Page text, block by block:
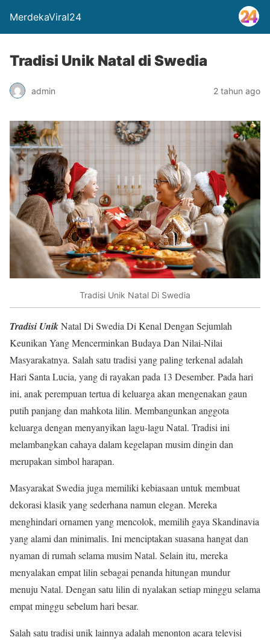
MerdekaViral24
Tradisi Unik Natal di Swedia
admin 2 tahun ago
Tradisi Unik Natal Di Swedia
Tradisi UnikNatal Di Swedia Di Kenal Dengan Sejumlah
Keunikan Yang Mencerminkan Budaya Dan Nilai-Nilai
Masyarakatnya. Salah satu tradisi yang paling terkenal adalah
Hari Santa Lucia, yang di rayakan pada 13 Desember. Pada hari
ini, anak perempuan tertua di keluarga akan mengenakan gaun
putih panjang dan mahkota lilin. Membangunkan anggota
keluarga dengan menyanyikan lagu-lagu Natal. Tradisi ini
melambangkan cahaya dalam kegelapan musim dingin dan
merupakan simbol harapan.
Masyarakat Swedia juga memiliki kebiasaan untuk membuat
dekorasi klasik yang sederhana namun elegan. Mereka
menghindari ornamen yang mencolok, memilih gaya Skandinavia
yang alami dan minimalis. Ini menciptakan suasana hangat dan
nyaman di rumah selama musim Natal. Selain itu, mereka
menyalakan empat lilin sebagai penanda hitungan mundur
menuju Natal. Dengan satu lilin di nyalakan setiap minggu selama
empat minggu sebelum hari besar.
Salah satu tradisi unik lainnya adalah menonton acara televisi